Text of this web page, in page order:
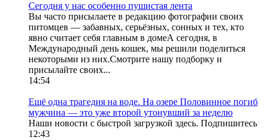
Сегодня у нас особенно пушистая лента
Вы часто присылаете в редакцию фотографии своих
питомцев — забавных, серьёзных, сонных и тех, кто
явно считает себя главным в домеА сегодня, в
Международный день кошек, мы решили поделиться
некоторыми из них.Смотрите нашу подборку и
присылайте своих...
14:54
Ещё одна трагедия на воде. На озере Половинное погиб
мужчина — это уже второй утонувший за неделю
Наши новости с быстрой загрузкой здесь. Подпишитесь
12:43